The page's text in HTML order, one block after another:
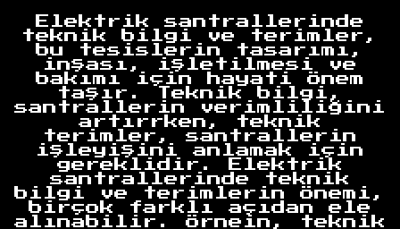
Elektrik santrallerinde
teknik bilgi ve terimler,
bu tesislerin tasarımı,
inşası, işletilmesi ve
bakımı için hayati önem
taşır. Teknik bilgi,
santrallerin verimliliğini
artırrken, teknik
terimler, santrallerin
işleyişini anlamak için
gereklidir. Elektrik
santrallerinde teknik
bilgi ve terimlerin önemi,
birçok farklı açıdan ele
alınabilir. Örnein, teknik